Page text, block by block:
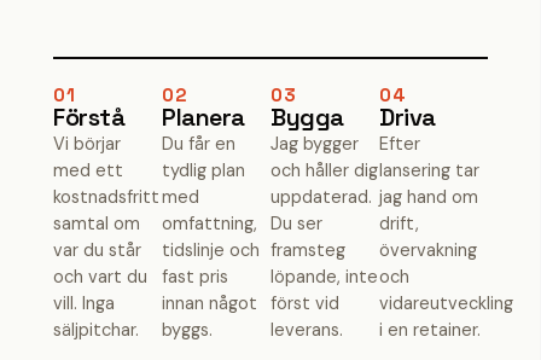
01
Förstå
Vi börjar
med ett
kostnadsfritt
samtal om
var du står
och vart du
vill. Inga
säljpitchar.
02
Planera
Du får en
tydlig plan
med
omfattning,
tidslinje och
fast pris
innan något
byggs.
03
Bygga
Jag bygger
och håller dig
uppdaterad.
Du ser
framsteg
löpande, inte
först vid
leverans.
04
Driva
Efter
lansering tar
jag hand om
drift,
övervakning
och
vidareutveckling
i en retainer.